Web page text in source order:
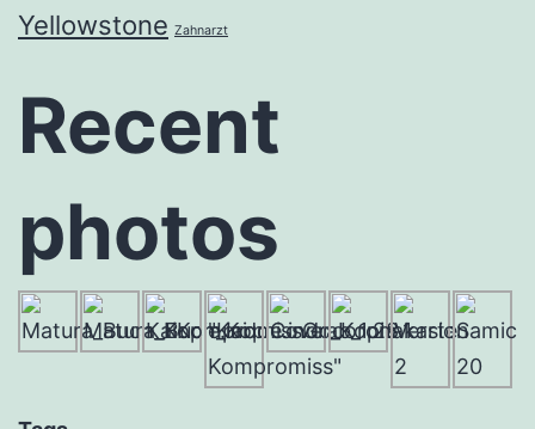
Yellowstone Zahnarzt
Recent
photos